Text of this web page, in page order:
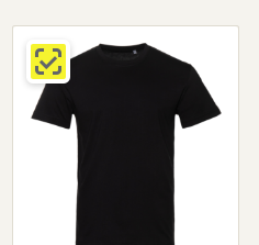
–
1490 ₽